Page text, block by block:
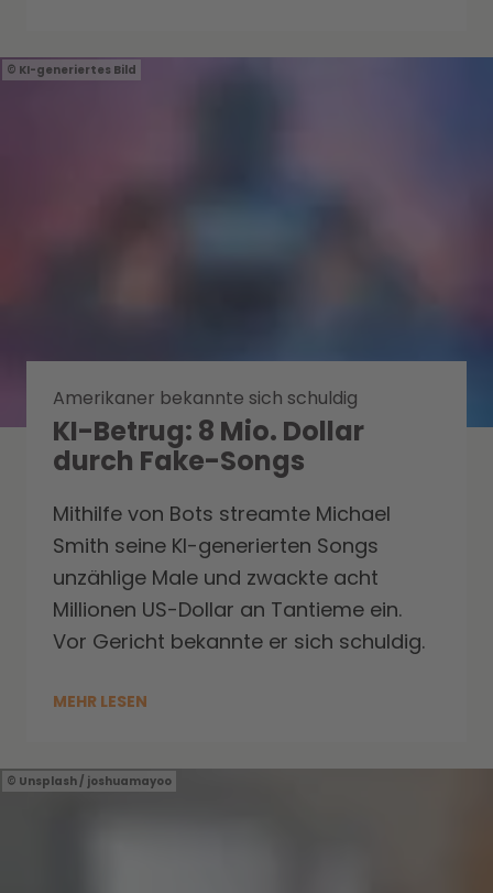
KI-generiertes Bild
Amerikaner bekannte sich schuldig
KI-Betrug: 8 Mio. Dollar
durch Fake-Songs
Mithilfe von Bots streamte Michael
Smith seine KI-generierten Songs
unzählige Male und zwackte acht
Millionen US-Dollar an Tantieme ein.
Vor Gericht bekannte er sich schuldig.
MEHR LESEN
Unsplash / joshuamayoo